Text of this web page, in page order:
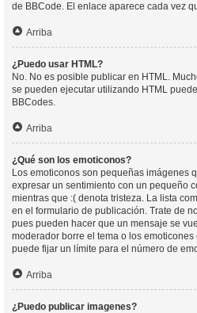
de BBCode. El enlace aparece cada vez
Arriba
¿Puedo usar HTML?
No. No es posible publicar en HTML.
se pueden ejecutar utilizando HTML
BBCodes.
Arriba
¿Qué son los emoticonos?
Los emoticonos son pequeñas imágenes
expresar un sentimiento con un pequeño
mientras que :( denota tristeza. La lista
en el formulario de publicación. Trate de
pues pueden hacer que un mensaje se
moderador borre el tema o los
puede fijar un límite para el número de
Arriba
¿Puedo publicar imagenes?